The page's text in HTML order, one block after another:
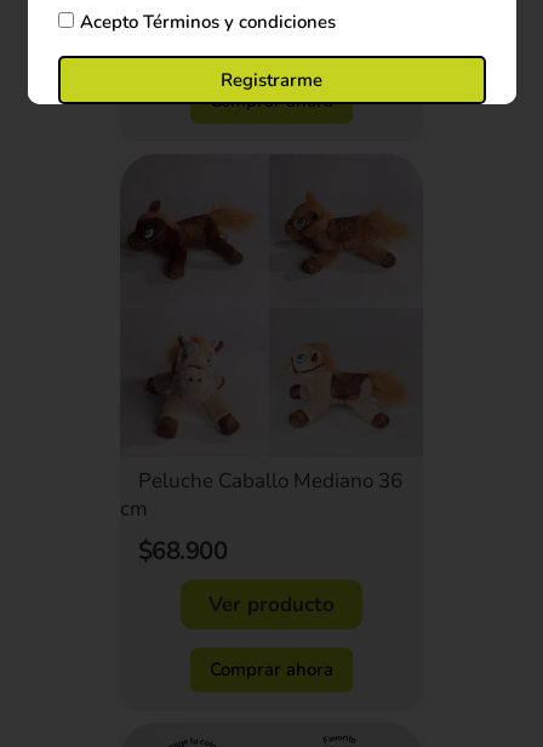
Ver producto
Comprar ahora
Peluche Caballo Mediano 36
cm
$68.900
Ver producto
Comprar ahora
AceptoTérminos y condiciones
Registrarme